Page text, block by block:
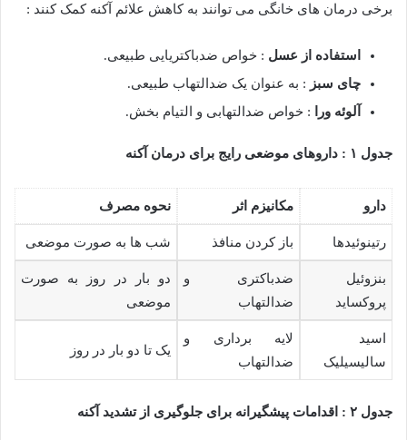
برخی درمان های خانگی می توانند به کاهش علائم آکنه کمک کنند :
استفاده از عسل : خواص ضدباکتریایی طبیعی.
چای سبز : به عنوان یک ضدالتهاب طبیعی.
آلوئه ورا
: خواص ضدالتهابی و التیام بخش.
جدول ۱ : داروهای موضعی رایج برای درمان آکنه
دارو مکانیزم اثر نحوه مصرف
رتینوئیدها باز کردن منافذ شب ها به صورت موضعی
بنزوئیل
پروکساید
ضدباکتری و
ضدالتهاب
دو بار در روز به صورت
موضعی
اسید
سالیسیلیک
لایه برداری و
ضدالتهاب
یک تا دو بار در روز
جدول ۲ : اقدامات پیشگیرانه برای جلوگیری از تشدید آکنه